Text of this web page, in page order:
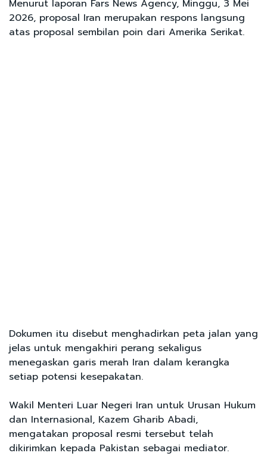
Menurut laporan Fars News Agency, Minggu, 3 Mei
2026, proposal Iran merupakan respons langsung
atas proposal sembilan poin dari Amerika Serikat.
Dokumen itu disebut menghadirkan peta jalan yang
jelas untuk mengakhiri perang sekaligus
menegaskan garis merah Iran dalam kerangka
setiap potensi kesepakatan.
Wakil Menteri Luar Negeri Iran untuk Urusan Hukum
dan Internasional, Kazem Gharib Abadi,
mengatakan proposal resmi tersebut telah
dikirimkan kepada Pakistan sebagai mediator.